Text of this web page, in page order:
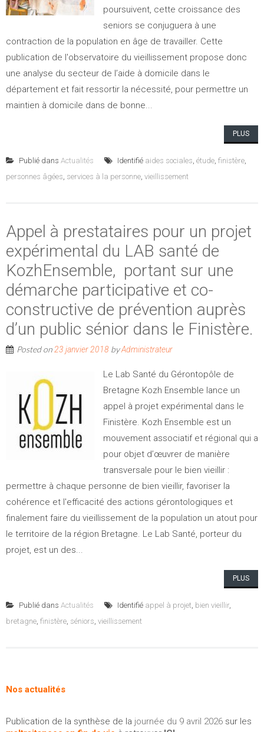
poursuivent, cette croissance des
seniors se conjuguera à une
contraction de la population en âge de travailler. Cette
publication de l'observatoire du vieillissement propose donc
une analyse du secteur de l’aide à domicile dans le
département et fait ressortir la nécessité, pour permettre un
maintien à domicile dans de bonne...
PLUS
Publié dans Actualités Identifié aides sociales, étude, finistère,
personnes âgées, services à la personne, vieillissement
Appel à prestataires pour un projet
expérimental du LAB santé de
KozhEnsemble, portant sur une
démarche participative et co-
constructive de prévention auprès
d’un public sénior dans le Finistère.
Posted on23 janvier 2018 byAdministrateur
Le Lab Santé du Gérontopôle de
Bretagne Kozh Ensemble lance un
appel à projet expérimental dans le
Finistère. Kozh Ensemble est un
mouvement associatif et régional qui a
pour objet d’œuvrer de manière
transversale pour le bien vieillir :
permettre à chaque personne de bien vieillir, favoriser la
cohérence et l'efficacité des actions gérontologiques et
finalement faire du vieillissement de la population un atout pour
le territoire de la région Bretagne. Le Lab Santé, porteur du
projet, est un des...
PLUS
Publié dans Actualités Identifié appel à projet, bien vieillir,
bretagne, finistère, séniors, vieillissement
Nos actualités
Publication de la synthèse de la journée du 9 avril 2026 sur les